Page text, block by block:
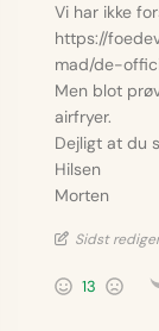
Vi har ikke
https://
mad/de-
Men blot
airfryer.
Dejligt at du
Hilsen
Morten
Sidst
13